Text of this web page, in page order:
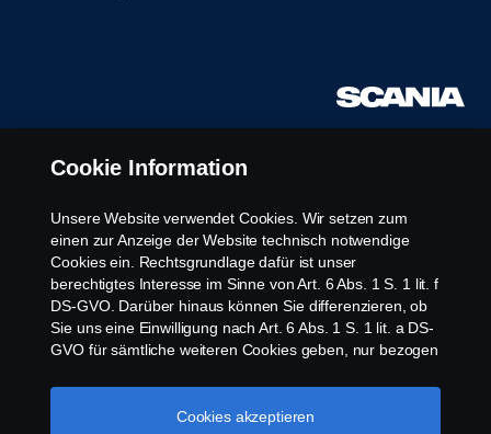
Cookie Information
Unsere Website verwendet Cookies. Wir setzen zum
einen zur Anzeige der Website technisch notwendige
Cookies ein. Rechtsgrundlage dafür ist unser
berechtigtes Interesse im Sinne von Art. 6 Abs. 1 S. 1 lit. f
DS-GVO. Darüber hinaus können Sie differenzieren, ob
Sie uns eine Einwilligung nach Art. 6 Abs. 1 S. 1 lit. a DS-
GVO für sämtliche weiteren Cookies geben, nur bezogen
Diese Einwilligung ist freiwillig und kann jederzeit mit
Zukunftswirkung widerrufen werden. Unsere Anbieter
Cookies akzeptieren